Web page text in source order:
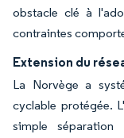
obstacle clé à
contraintes
Extension du
La Norvège a
cyclable protégée.
simple